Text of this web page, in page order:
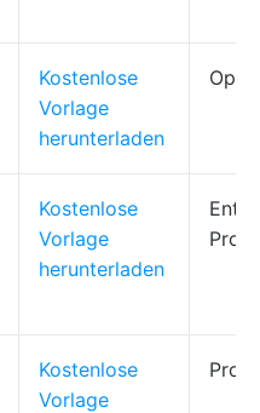
Kostenlose
Vorlage
herunterladen
Ops-
Kostenlose
Vorlage
herunterladen
Kostenlose
Vorlage